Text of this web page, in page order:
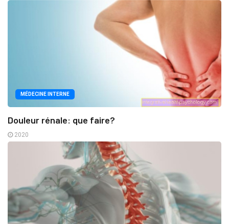
MÉDECINE INTERNE
Douleur rénale: que faire?
2020